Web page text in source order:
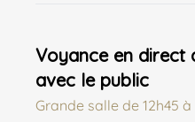
Voyance en direct
avec le public
Grande salle de 12h45 à